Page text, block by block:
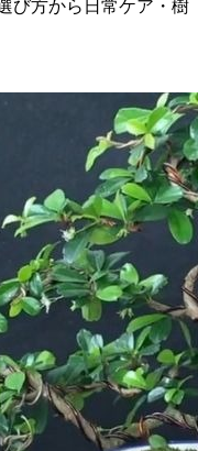
び方から日常ケア・樹